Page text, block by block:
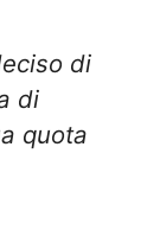
di
di
quota